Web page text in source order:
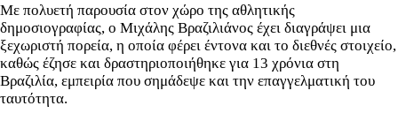
Με πολυετή παρουσία στον χώρο της αθλητικής
δημοσιογραφίας, ο Μιχάλης Βραζιλιάνος έχει διαγράψει μια
ξεχωριστή πορεία, η οποία φέρει έντονα και το διεθνές στοιχείο,
καθώς έζησε και δραστηριοποιήθηκε για 13 χρόνια στη
Βραζιλία, εμπειρία που σημάδεψε και την επαγγελματική του
ταυτότητα.